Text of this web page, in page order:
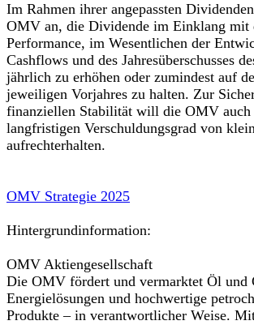
Im Rahmen ihrer angepassten
OMV an, die Dividende im Einklang mit
Performance, im Wesentlichen der
Cashflows und des Jahresüberschusses
jährlich zu erhöhen oder zumindest auf
jeweiligen Vorjahres zu halten. Zur
finanziellen Stabilität will die OMV auch
langfristigen Verschuldungsgrad von
aufrechterhalten.
OMV Strategie 2025
Hintergrundinformation:
OMV Aktiengesellschaft
Die OMV fördert und vermarktet Öl und
Energielösungen und hochwertige
Produkte – in verantwortlicher Weise.